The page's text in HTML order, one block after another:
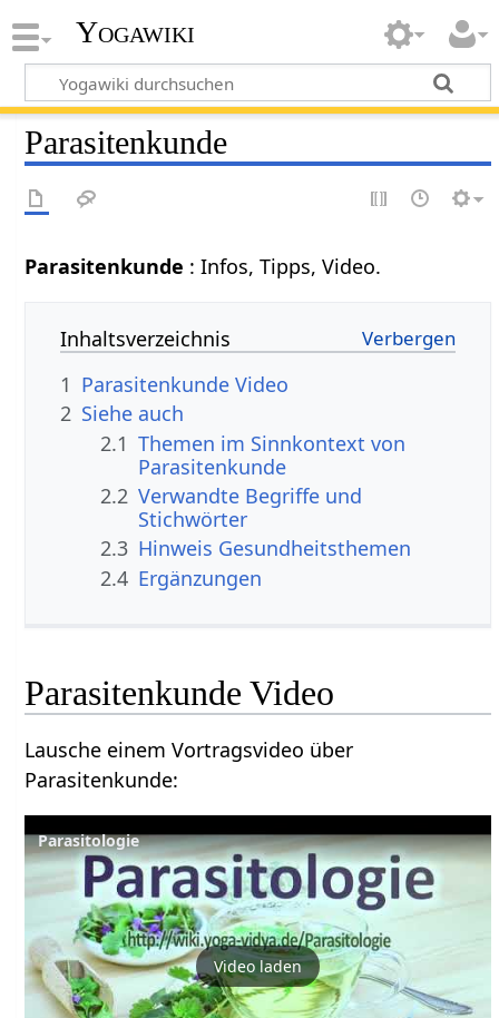
Yogawiki
Parasitenkunde
Parasitenkunde : Infos, Tipps, Video.
Inhaltsverzeichnis
1 Parasitenkunde Video
2 Siehe auch
2.1 Themen im Sinnkontext von
Parasitenkunde
2.2 Verwandte Begriffe und
Stichwörter
2.3 Hinweis Gesundheitsthemen
2.4 Ergänzungen
Parasitenkunde Video
Lausche einem Vortragsvideo über
Parasitenkunde:
Parasitologie
Video laden